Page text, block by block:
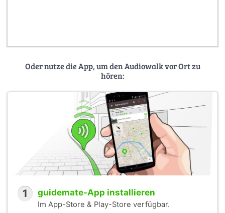
Oder nutze die App, um den Audiowalk vor Ort zu
hören:
1 guidemate-App installieren
Im App-Store & Play-Store verfügbar.